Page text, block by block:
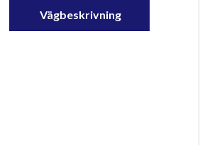
Vägbeskrivning